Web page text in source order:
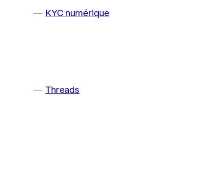
KYC numérique
Threads